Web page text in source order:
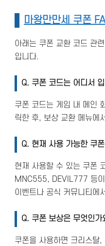
마왕만만세 쿠폰
아래는 쿠폰 교환 코드 관
입니다.
Q. 쿠폰 코드는 어디서
쿠폰 코드는 게임 내 메인
릭한 후, 보상 교환 메뉴에
Q. 현재 사용 가능한 쿠
현재 사용할 수 있는 쿠폰
MNC555, DEVIL777 등
이벤트나 공식 커뮤니티에
Q. 쿠폰 보상은 무엇인가
쿠폰을 사용하면 크리스탈